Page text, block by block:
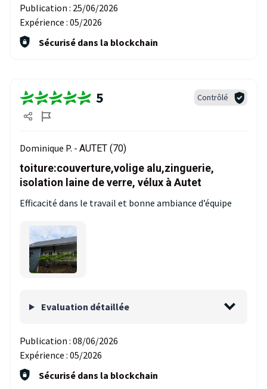
Publication : 25/06/2026
Expérience : 05/2026
Sécurisé dans la blockchain
5 Contrôlé
Dominique P. - AUTET (70)
toiture:couverture,volige alu,zinguerie,
isolation laine de verre, vélux à Autet
Efficacité dans le travail et bonne ambiance d’équipe
Evaluation détaillée
Publication : 08/06/2026
Expérience : 05/2026
Sécurisé dans la blockchain